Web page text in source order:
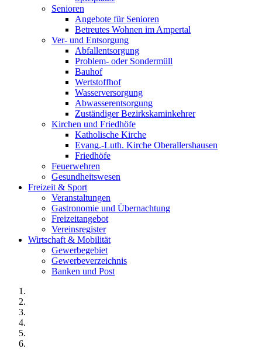
Senioren
Angebote für Senioren
Betreutes Wohnen im Ampertal
Ver- und Entsorgung
Abfallentsorgung
Problem- oder Sondermüll
Bauhof
Wertstoffhof
Wasserversorgung
Abwasserentsorgung
Zuständiger Bezirkskaminkehrer
Kirchen und Friedhöfe
Katholische Kirche
Evang.-Luth. Kirche Oberallershausen
Friedhöfe
Feuerwehren
Gesundheitswesen
Freizeit & Sport
Veranstaltungen
Gastronomie und Übernachtung
Freizeitangebot
Vereinsregister
Wirtschaft & Mobilität
Gewerbegebiet
Gewerbeverzeichnis
Banken und Post